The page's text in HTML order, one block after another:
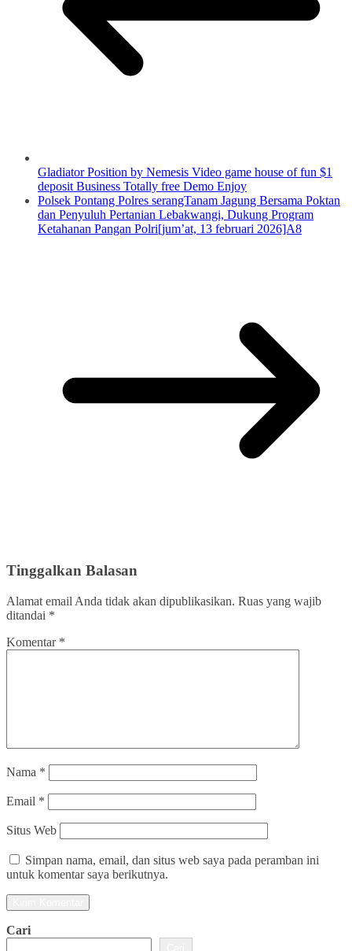
Gladiator Position by Nemesis Video game house of fun $1
deposit Business Totally free Demo Enjoy
Polsek Pontang Polres serangTanam Jagung Bersama Poktan
dan Penyuluh Pertanian Lebakwangi, Dukung Program
Ketahanan Pangan Polri[jum’at, 13 februari 2026]A8
Tinggalkan Balasan
Alamat email Anda tidak akan dipublikasikan. Ruas yang wajib
ditandai *
Komentar *
Nama *
Email *
Situs Web
Simpan nama, email, dan situs web saya pada peramban ini
untuk komentar saya berikutnya.
Cari